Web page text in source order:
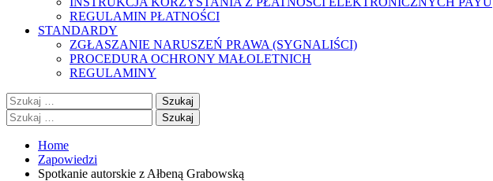
REGULAMIN PŁATNOŚCI
STANDARDY
ZGŁASZANIE NARUSZEŃ PRAWA (SYGNALIŚCI)
PROCEDURA OCHRONY MAŁOLETNICH
REGULAMINY
Szukaj:
Szukaj:
Home
Zapowiedzi
Spotkanie autorskie z Ałbeną Grabowską